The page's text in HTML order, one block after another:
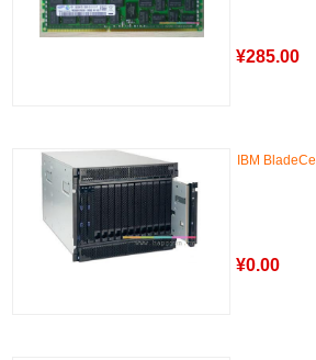
¥285.00
IBM
¥0.00